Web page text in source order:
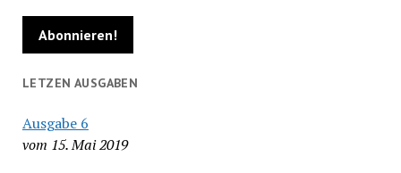
LETZEN AUSGABEN
Ausgabe 6
vom 15. Mai 2019